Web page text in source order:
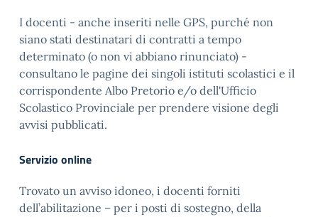
I docenti - anche inseriti nelle GPS, purché non
siano stati destinatari di contratti a tempo
determinato (o non vi abbiano rinunciato) -
consultano le pagine dei singoli istituti scolastici e il
corrispondente Albo Pretorio e/o dell'Ufficio
Scolastico Provinciale per prendere visione degli
avvisi pubblicati.
Servizio online
Trovato un avviso idoneo, i docenti forniti
dell’abilitazione – per i posti di sostegno, della